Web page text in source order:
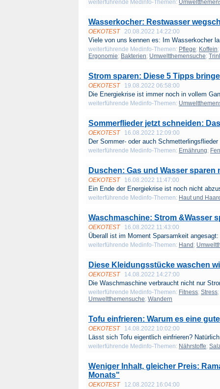
weiterführende Medinfo-Themen:
Wasserkocher: Restwasser
OEKOTEST 20.08.2022 14:22:00
Viele von uns kennen es: Im Wasserkocher
weiterführende Medinfo-Themen: Pflege; Koffein;
Ergonomie; Bakterien; Umweltthemensuche;
Strom sparen: Diese 5 Tipps
OEKOTEST 19.08.2022 06:58:00
Die Energiekrise ist immer noch in vollem
weiterführende Medinfo-Themen:
Sommerflieder jetzt schneiden:
OEKOTEST 16.08.2022 12:09:00
Der Sommer- oder auch
weiterführende Medinfo-Themen: Ernährung;
Duschen: Gas und Wasser sparen
OEKOTEST 16.08.2022 11:47:00
Ein Ende der Energiekrise ist noch nicht
weiterführende Medinfo-Themen: Haut und
Waschmaschine: Strom &Wasser
OEKOTEST 16.08.2022 11:43:00
Überall ist im Moment Sparsamkeit
weiterführende Medinfo-Themen: Hand ;
Diese Kleidungsstücke waschen
OEKOTEST 14.08.2022 14:27:00
Die Waschmaschine verbraucht nicht nur
weiterführende Medinfo-Themen: Fitness; Stress;
Umweltthemensuche; Wandern
Tofu einfrieren: Warum es eine
OEKOTEST 14.08.2022 10:02:00
Lässt sich Tofu eigentlich einfrieren?
weiterführende Medinfo-Themen: Nährstoffe;
Weniger Inhalt, gleicher Preis:
Monats"
OEKOTEST 12.08.2022 16:04:00